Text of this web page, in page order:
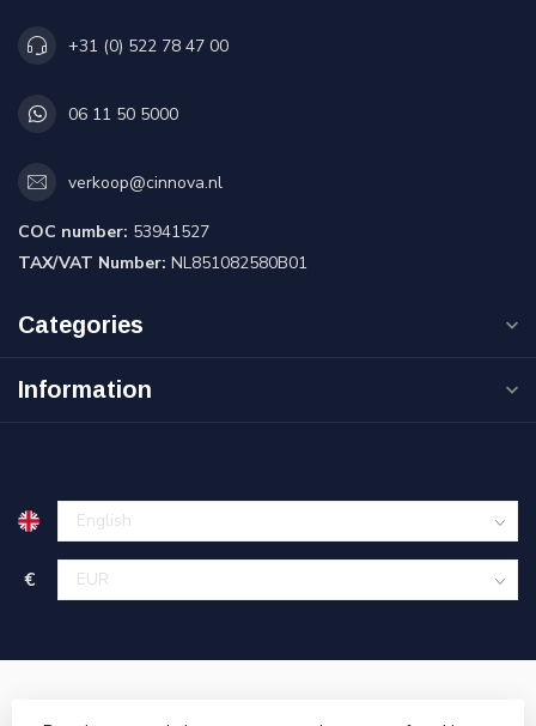
+31 (0) 522 78 47 00
06 11 50 5000
verkoop@cinnova.nl
COC number: 53941527
TAX/VAT Number: NL851082580B01
Categories
Information
€